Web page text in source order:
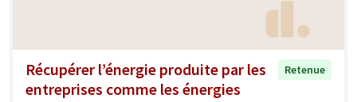
Récupérer l’énergie produite par les
entreprises comme les énergies
Retenue